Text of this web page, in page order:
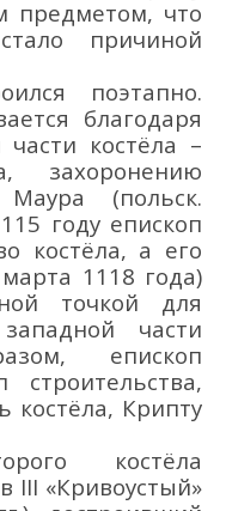
предметом, что
причиной
поэтапно.
благодаря
костёла –
захоронению
Маура (польск.
году епископ
костёла, а его
1118 года)
точкой для
части
епископ
костёла, Крипту
костёла
III «Кривоустый»